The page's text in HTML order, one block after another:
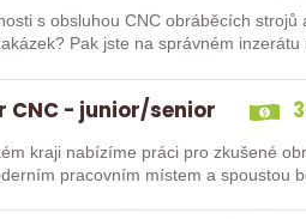
s obsluhou CNC obráběcích
Pak jste na správném
CNC - junior/senior
kraji nabízíme práci pro zkušené